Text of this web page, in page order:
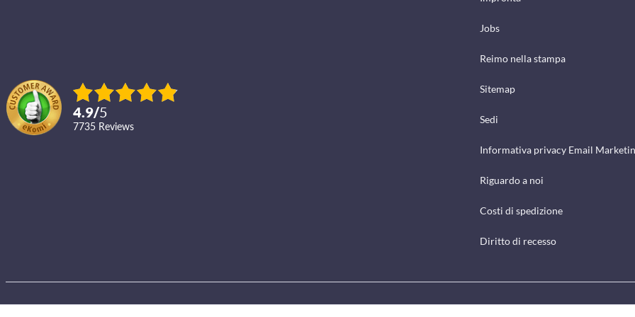
4.9/5
7735 reviews
Jobs
Reimo nella stampa
Sitemap
Sedi
Informativa privacy Email
Riguardo a noi
Costi di spedizione
Diritto di recesso